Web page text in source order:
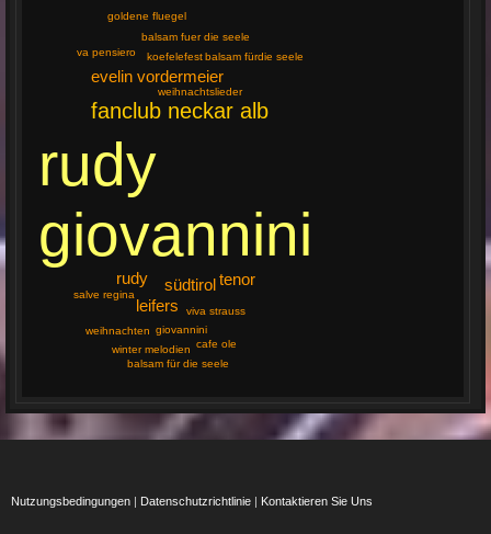
rudy
giovannini
fanclub neckar alb
südtirol tenor
leifers
rudy
evelin vordermeier
weihnachtslieder
koefelefest
giovannini
viva strauss
winter melodien
weihnachten
balsam fuer die seele
balsam für die seele
balsam fürdie seele
salve regina
va pensiero
cafe ole
goldene fluegel
Nutzungsbedingungen | Datenschutzrichtlinie | Kontaktieren Sie Uns